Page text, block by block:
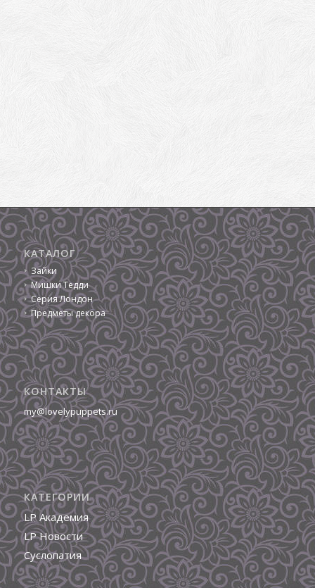
КАТАЛОГ
Зайки
Мишки Тедди
Серия Лондон
Предметы декора
КОНТАКТЫ
my@lovelypuppets.ru
КАТЕГОРИИ
LP Академия
LP Новости
Суслопатия